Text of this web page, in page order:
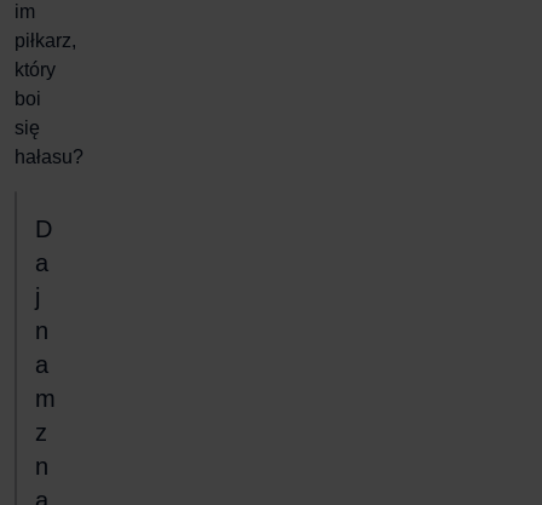
im
piłkarz,
który
boi
się
hałasu?
D
a
j
n
a
m
z
n